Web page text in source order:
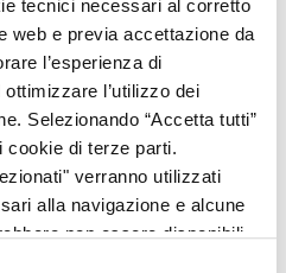
tecnici necessari al corretto
web e previa accettazione da
l’esperienza di
l’utilizzo dei
Selezionando “Accetta tutti”
cookie di terze parti.
verranno utilizzati
alla navigazione e alcune
non essere disponibili.
ed esperienze in tutta
iniziative di valore negli stessi
per presentare le domande è
Ricerca, Servizi
organizzazioni, Istruzione,